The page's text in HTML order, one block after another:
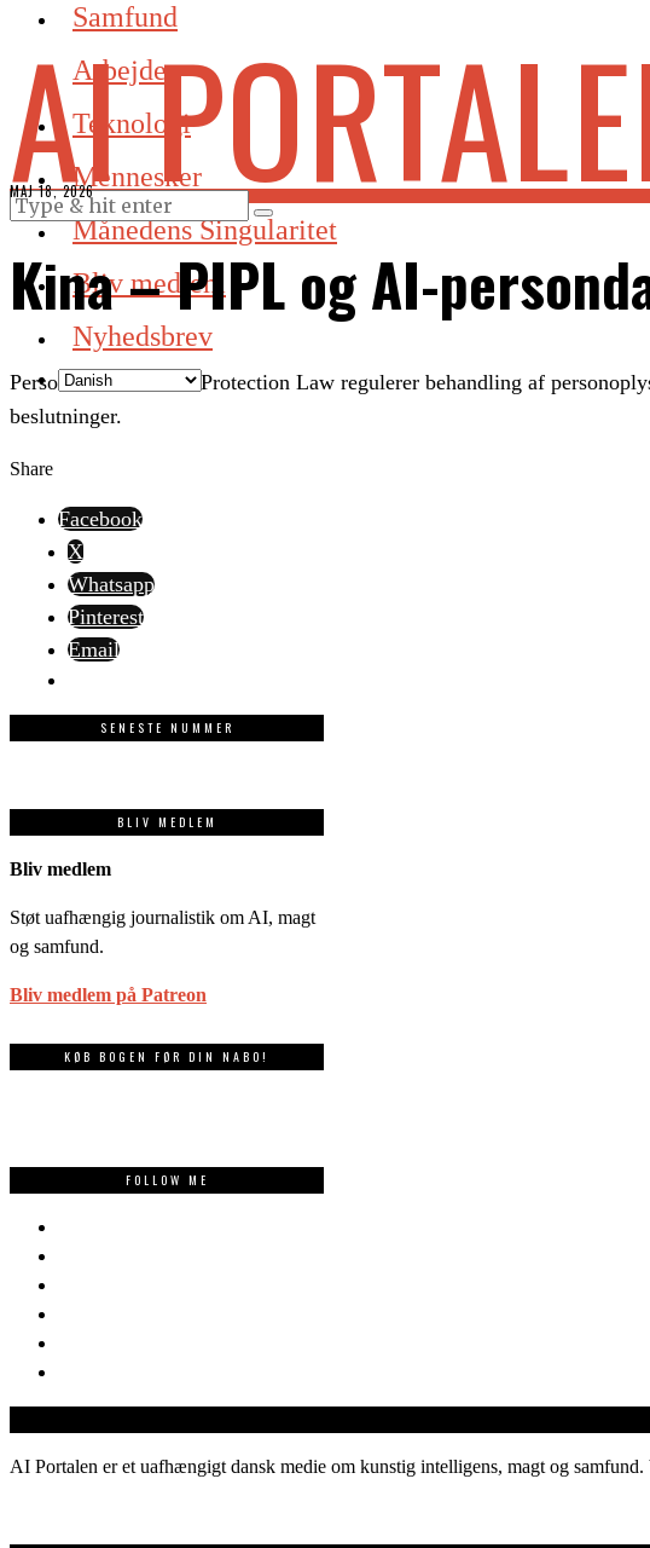
Samfund
Arbejde
Teknologi
Mennesker
Månedens Singularitet
Bliv medlem
Nyhedsbrev
AI
MAJ 18, 2026
Kina – PIPL og AI-
Personal Information Protection Law regulerer behandling af
beslutninger.
Share
Facebook
X
Whatsapp
Pinterest
Email
SENESTE NUMMER
BLIV MEDLEM
Bliv medlem
Støt uafhængig journalistik om AI, magt
og samfund.
Bliv medlem på Patreon
KØB BOGEN FØR DIN NABO!
FOLLOW ME
AI Portalen er et uafhængigt dansk medie om kunstig intelligens, magt og